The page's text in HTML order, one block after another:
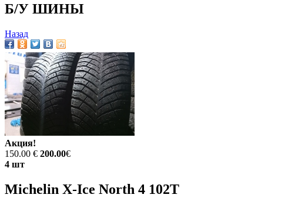
Б/У ШИНЫ
Назад
Акция!
150.00 € 200.00€
4 шт
Michelin X-Ice North 4 102T